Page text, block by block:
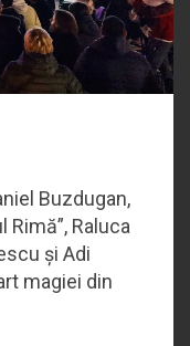
Buzdugan,
Rimă”, Raluca
și Adi
magiei din